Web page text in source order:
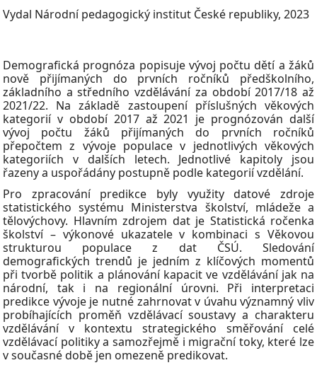
Vydal Národní pedagogický institut České republiky, 2023
Demografická prognóza popisuje vývoj počtu dětí a žáků
nově přijímaných do prvních ročníků předškolního,
základního a středního vzdělávání za období 2017/18 až
2021/22. Na základě zastoupení příslušných věkových
kategorií v období 2017 až 2021 je prognózován další
vývoj počtu žáků přijímaných do prvních ročníků
přepočtem z vývoje populace v jednotlivých věkových
kategoriích v dalších letech. Jednotlivé kapitoly jsou
řazeny a uspořádány postupně podle kategorií vzdělání.
Pro zpracování predikce byly využity datové zdroje
statistického systému Ministerstva školství, mládeže a
tělovýchovy. Hlavním zdrojem dat je Statistická ročenka
školství – výkonové ukazatele v kombinaci s Věkovou
strukturou populace z dat ČSÚ. Sledování
demografických trendů je jedním z klíčových momentů
při tvorbě politik a plánování kapacit ve vzdělávání jak na
národní, tak i na regionální úrovni. Při interpretaci
predikce vývoje je nutné zahrnovat v úvahu významný vliv
probíhajících proměň vzdělávací soustavy a charakteru
vzdělávání v kontextu strategického směřování celé
vzdělávací politiky a samozřejmě i migrační toky, které lze
v současné době jen omezeně predikovat.